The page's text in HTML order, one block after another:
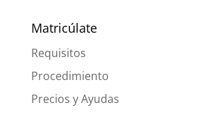
Matricúlate
Requisitos
Procedimiento
Precios y Ayudas